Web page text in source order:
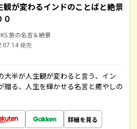
観が変わるインドのことばと絶景
０
旅の名言＆絶景
発売
大半が人生観が変わると言う、イン
贈る、人生を輝かせる名言と癒やしの
詳細を見る